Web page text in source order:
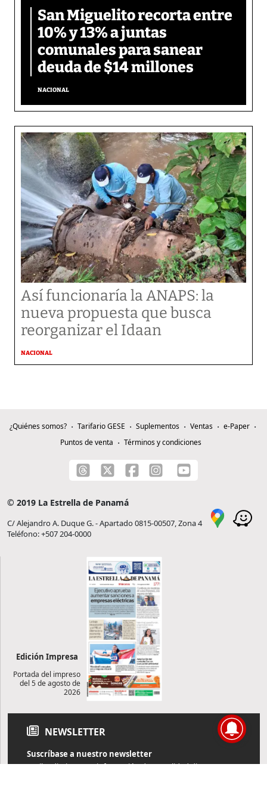
San Miguelito recorta entre
10% y 13% a juntas
comunales para sanear
deuda de $14 millones
NACIONAL
Así funcionaría la ANAPS: la
nueva propuesta que busca
reorganizar el Idaan
NACIONAL
¿Quiénes somos? Tarifario GESE Suplementos Ventas
e-Paper
Puntos de venta
Términos y condiciones
© 2019 La Estrella de Panamá
C/ Alejandro A. Duque G. - Apartado 0815-00507, Zona 4
Teléfono: +507 204-0000
Edición Impresa
Portada del impreso
del 5 de agosto de
2026
NEWSLETTER
Suscríbase a nuestro newsletter
Reciba diariamente información de actualidad directamente en